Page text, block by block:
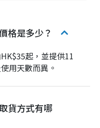
格是多少？
起，並提供11
用天數而異。
貨方式有哪